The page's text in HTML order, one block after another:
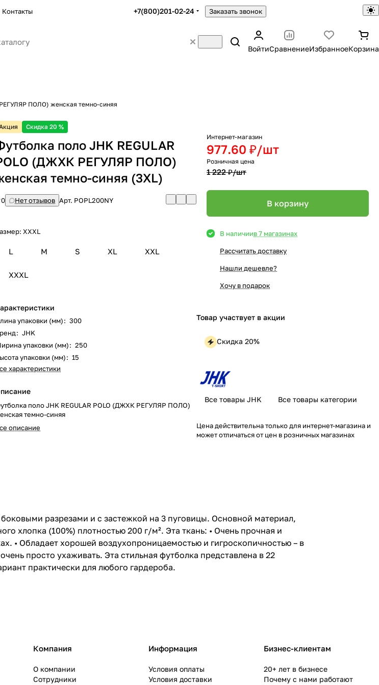
Контакты +7(800)201-02-24 Заказать звонок
ВойтиСравнениеИзбранноеКорзина
ПОЛО) женская темно-синяя
Скидка 20 %
поло JHK REGULAR
(ДЖХК РЕГУЛЯР ПОЛО)
темно-синяя (3XL)
0 Нет отзывов Арт. POPL200NY
XXXL
L M S XL XXL
XXXL
упаковки (мм): 300
: JHK
упаковки (мм): 250
упаковки (мм): 15
характеристики
поло JHK REGULAR POLO (ДЖХК РЕГУЛЯР ПОЛО)
темно-синяя
описание
Интернет-магазин
977.60 ₽/шт
Розничная цена
1 222 ₽/шт
В корзину
В наличиив 7 магазинах
Рассчитать доставку
Нашли дешевле?
Хочу в подарок
Товар участвует в акции
Скидка 20%
Все товары JHK Все товары категории
Цена действительна только для интернет-магазина и
может отличаться от цен в розничных магазинах
разрезами и с застежкой на 3 пуговицы. Основной материал,
хлопка (100%) плотностью 200 г/м². Эта ткань: • Очень прочная и
• Обладает хорошей воздухопроницаемостью и гигроскопичностью – в
просто ухаживать. Эта стильная футболка представлена в 22
практически для любого гардероба.
Компания
О компании
Сотрудники
Информация
Условия оплаты
Условия доставки
Бизнес-клиентам
20+ лет в бизнесе
Почему с нами работают